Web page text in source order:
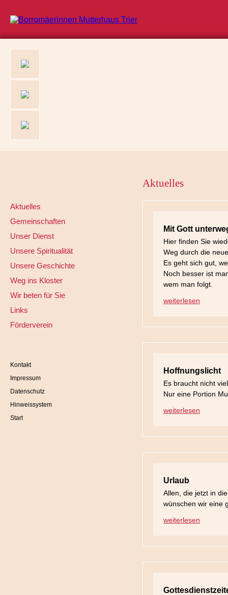
Aktuelles
Gemeinschaften
Unser Dienst
Unsere Spiritualität
Unsere Geschichte
Weg ins Kloster
Wir beten für Sie
Links
Förderverein
Kontakt
Impressum
Datenschutz
Hinweissystem
Start
Aktuelles
Mit Gott
Hier finden Sie
Weg durch die
Es geht sich gut,
Noch besser ist
wem man folgt.
weiterlesen
Hoffnungslicht
Es braucht nicht
Nur eine Portion
weiterlesen
Urlaub
Allen, die jetzt in
wünschen wir eine
weiterlesen